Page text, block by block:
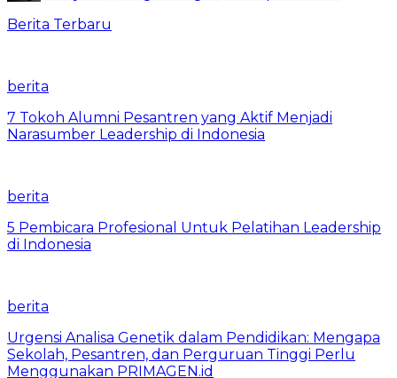
Berita Terbaru
berita
7 Tokoh Alumni Pesantren yang Aktif Menjadi
Narasumber Leadership di Indonesia
berita
5 Pembicara Profesional Untuk Pelatihan Leadership
di Indonesia
berita
Urgensi Analisa Genetik dalam Pendidikan: Mengapa
Sekolah, Pesantren, dan Perguruan Tinggi Perlu
Menggunakan PRIMAGEN.id